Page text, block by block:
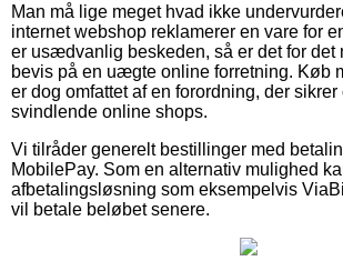
Man må lige meget hvad ikke
internet webshop reklamerer en vare for
er usædvanlig beskeden, så er det for det
bevis på en uægte online forretning. Køb
er dog omfattet af en forordning, der sikrer
svindlende online shops.
Vi tilråder generelt bestillinger med
MobilePay. Som en alternativ mulighed
afbetalingsløsning som eksempelvis
vil betale beløbet senere.